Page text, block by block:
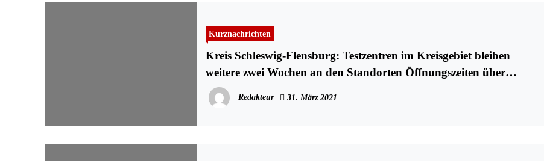
Kurznachrichten
Kreis Schleswig-Flensburg: Testzentren im Kreisgebiet bleiben
weitere zwei Wochen an den Standorten Öffnungszeiten über
Ostern
Redakteur 31. März 2021